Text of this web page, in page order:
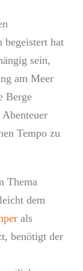
begeistert hat
sein,
am Meer
Berge
Tempo zu
Thema
dem
als
benötigt der